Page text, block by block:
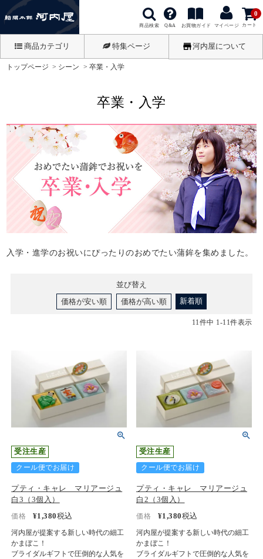
商品検索 Q&A お買物ガイド マイページ カート
0
商品カテゴリ 特集ページ 河内屋について
トップページ シーン 卒業・入学
卒業・入学
入学・進学のお祝いにぴったりのおめでたい蒲鉾を集めました。
並び替え
価格が安い順
価格が高い順 新着順
11件中 1-11件表示
受注生産
クール便でお届け
プティ・キャレ マリアージュ
白3（3個入）
価格 ¥1,380税込
河内屋が提案する新しい時代の細工
かまぼこ！
ブライダルギフトで圧倒的な人気を
受注生産
クール便でお届け
プティ・キャレ マリアージュ
白2（3個入）
価格 ¥1,380税込
河内屋が提案する新しい時代の細工
かまぼこ！
ブライダルギフトで圧倒的な人気を